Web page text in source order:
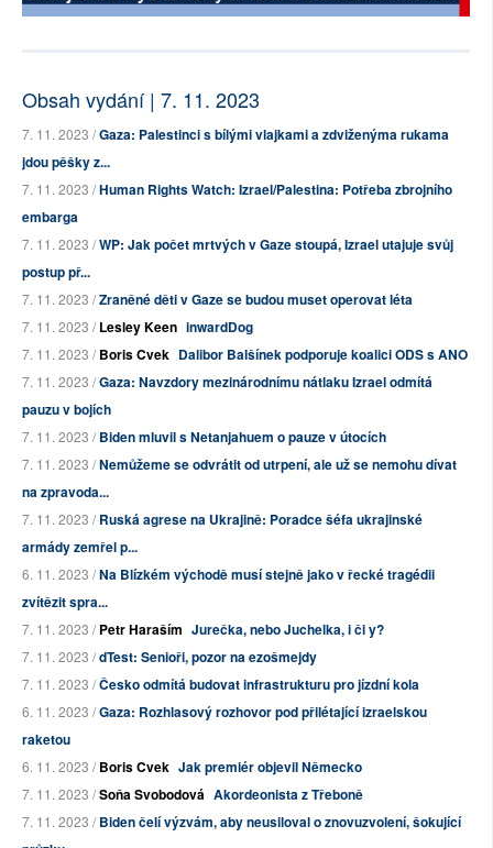
Obsah vydání | 7. 11. 2023
7. 11. 2023 /Gaza: Palestinci s bílými vlajkami a zdviženýma rukama
jdou pěšky z...
7. 11. 2023 /Human Rights Watch: Izrael/Palestina: Potřeba zbrojního
embarga
7. 11. 2023 /WP: Jak počet mrtvých v Gaze stoupá, Izrael utajuje svůj
postup př...
7. 11. 2023 /Zraněné děti v Gaze se budou muset operovat léta
7. 11. 2023 /Lesley Keen inwardDog
7. 11. 2023 /Boris Cvek Dalibor Balšínek podporuje koalici ODS s ANO
7. 11. 2023 /Gaza: Navzdory mezinárodnímu nátlaku Izrael odmítá
pauzu v bojích
7. 11. 2023 /Biden mluvil s Netanjahuem o pauze v útocích
7. 11. 2023 /Nemůžeme se odvrátit od utrpení, ale už se nemohu dívat
na zpravoda...
7. 11. 2023 /Ruská agrese na Ukrajině: Poradce šéfa ukrajinské
armády zemřel p...
6. 11. 2023 /Na Blízkém východě musí stejně jako v řecké tragédii
zvítězit spra...
7. 11. 2023 /Petr Haraším Jurečka, nebo Juchelka, i či y?
7. 11. 2023 /dTest: Senioři, pozor na ezošmejdy
7. 11. 2023 /Česko odmítá budovat infrastrukturu pro jízdní kola
6. 11. 2023 /Gaza: Rozhlasový rozhovor pod přilétající izraelskou
raketou
6. 11. 2023 /Boris Cvek Jak premiér objevil Německo
7. 11. 2023 /Soňa Svobodová Akordeonista z Třeboně
7. 11. 2023 /Biden čelí výzvám, aby neusiloval o znovuzvolení, šokující